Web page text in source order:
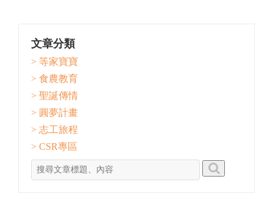
文章分類
> 等家寶寶
> 食農教育
> 聖誕傳情
> 圓夢計畫
> 志工旅程
> CSR專區